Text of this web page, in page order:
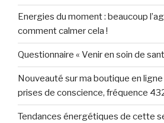
Energies du moment : beaucoup
comment calmer cela !
Questionnaire « Venir en soin de
Nouveauté sur ma boutique en
prises de conscience, fréquence
Tendances énergétiques de cette